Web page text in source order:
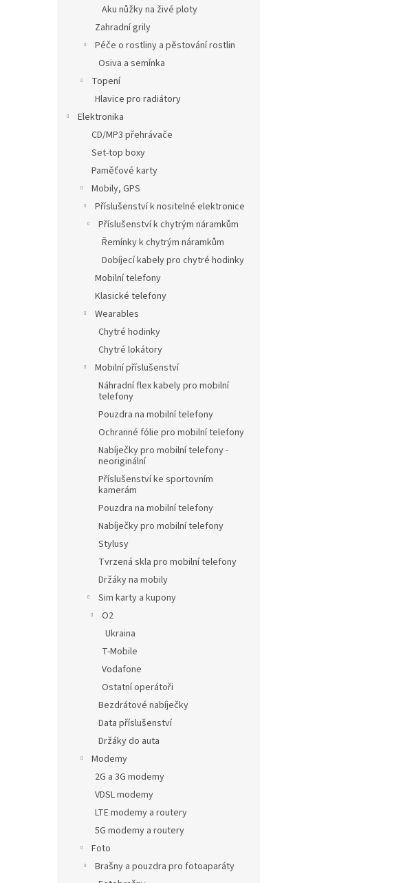
Aku nůžky na živé ploty
Zahradní grily
Péče o rostliny a pěstování rostlin
Osiva a semínka
Topení
Hlavice pro radiátory
Elektronika
CD/MP3 přehrávače
Set-top boxy
Paměťové karty
Mobily, GPS
Příslušenství k nositelné elektronice
Příslušenství k chytrým náramkům
Řemínky k chytrým náramkům
Dobíjecí kabely pro chytré hodinky
Mobilní telefony
Klasické telefony
Wearables
Chytré hodinky
Chytré lokátory
Mobilní příslušenství
Náhradní flex kabely pro mobilní
telefony
Pouzdra na mobilní telefony
Ochranné fólie pro mobilní telefony
Nabíječky pro mobilní telefony -
neoriginální
Příslušenství ke sportovním
kamerám
Pouzdra na mobilní telefony
Nabíječky pro mobilní telefony
Stylusy
Tvrzená skla pro mobilní telefony
Držáky na mobily
Sim karty a kupony
O2
Ukraina
T-Mobile
Vodafone
Ostatní operátoři
Bezdrátové nabíječky
Data příslušenství
Držáky do auta
Modemy
2G a 3G modemy
VDSL modemy
LTE modemy a routery
5G modemy a routery
Foto
Brašny a pouzdra pro fotoaparáty